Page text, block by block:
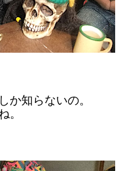
か知らないの。
。